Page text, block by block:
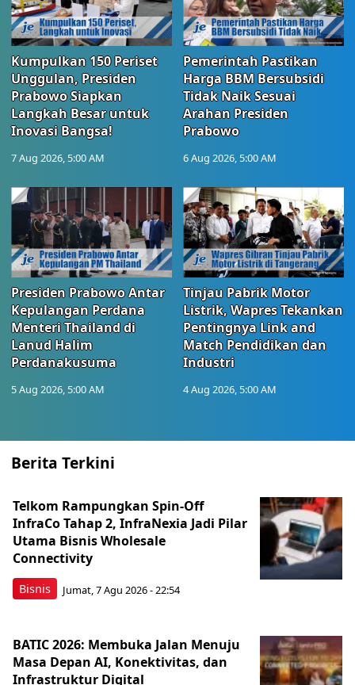
Kumpulkan 150 Periset
Unggulan, Presiden
Prabowo Siapkan
Langkah Besar untuk
Inovasi Bangsa!
7 Aug 2026, 5:00 AM
Pemerintah Pastikan
Harga BBM Bersubsidi
Tidak Naik Sesuai
Arahan Presiden
Prabowo
6 Aug 2026, 5:00 AM
Presiden Prabowo Antar
Kepulangan Perdana
Menteri Thailand di
Lanud Halim
Perdanakusuma
5 Aug 2026, 5:00 AM
Tinjau Pabrik Motor
Listrik, Wapres Tekankan
Pentingnya Link and
Match Pendidikan dan
Industri
4 Aug 2026, 5:00 AM
Berita Terkini
Bisnis
Telkom Rampungkan Spin-Off
InfraCo Tahap 2, InfraNexia Jadi Pilar
Utama Bisnis Wholesale
Connectivity
Jumat, 7 Agu 2026 - 22:54
BATIC 2026: Membuka Jalan Menuju
Masa Depan AI, Konektivitas, dan
Infrastruktur Digital